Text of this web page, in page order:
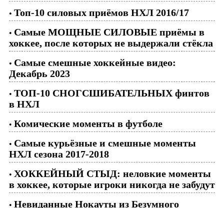
• Топ-10 силовых приёмов НХЛ 2016/17
• Самые МОЩНЫЕ СИЛОВЫЕ приёмы в
хоккее, после которых не выдержали стёкла
• Самые смешные хоккейные видео:
Декабрь 2023
• ТОП-10 СНОГСШИБАТЕЛЬНЫХ финтов
в НХЛ
• Комические моменты в футболе
• Самые курьёзные и смешные моменты
НХЛ сезона 2017-2018
• ХОККЕЙНЫЙ СТЫД: неловкие моменты
в хоккее, которые игроки никогда не забудут
• Невиданные Нокауты из Безумного